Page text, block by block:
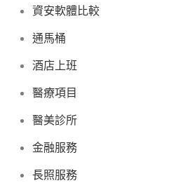
資安軟體比較
通馬桶
酒店上班
醫療項目
醫美診所
金融服務
長照服務